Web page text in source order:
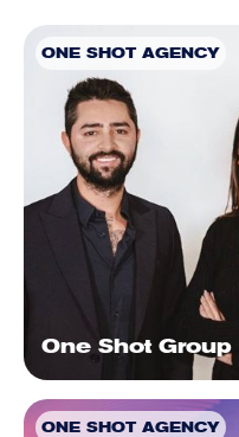
One Shot Group
ONE SHOT AGENCY
ONE SHOT AGENCY